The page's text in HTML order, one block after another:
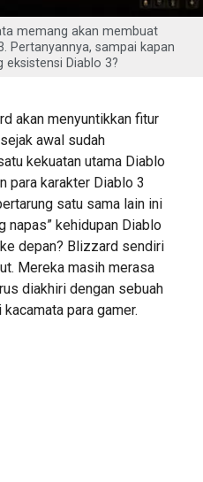
memang akan membuat
Pertanyannya, sampai kapan
Diablo 3?
akan menyuntikkan fitur
awal sudah
kekuatan utama Diablo
para karakter Diablo 3
satu sama lain ini
napas” kehidupan Diablo
depan? Blizzard sendiri
Mereka masih merasa
diakhiri dengan sebuah
para gamer.